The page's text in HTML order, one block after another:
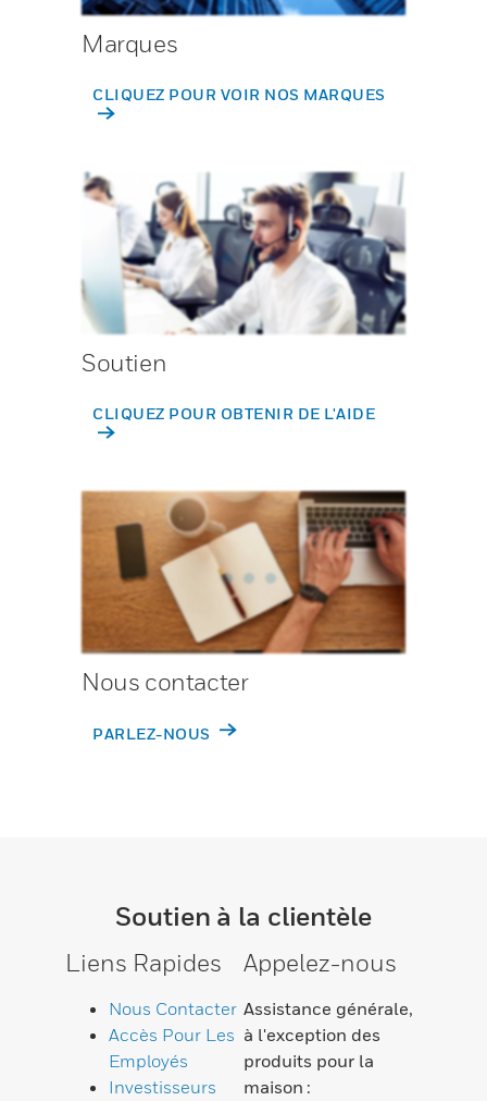
Marques
CLIQUEZ POUR VOIR NOS MARQUES
Soutien
CLIQUEZ POUR OBTENIR DE L'AIDE
Nous contacter
PARLEZ-NOUS
Soutien à la clientèle
Liens Rapides
Nous Contacter
Accès Pour Les
Employés
Investisseurs
Appelez-nous
Assistance générale,
à l'exception des
produits pour la
maison :